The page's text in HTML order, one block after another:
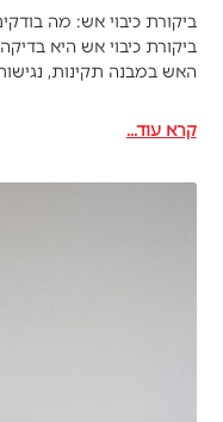
ביקורת כיבוי אש: מה
ביקורת כיבוי אש היא
האש במבנה תקינות,
קרא עוד...